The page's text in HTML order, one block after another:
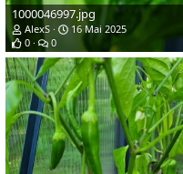
1000046997.jpg
AlexS
16 Mai 2025
0
0